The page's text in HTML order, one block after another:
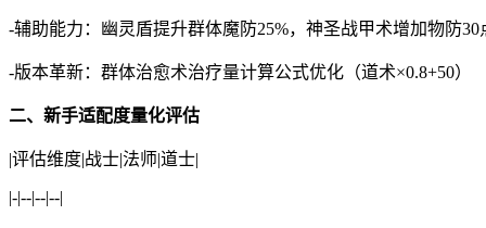
-辅助能力：幽灵盾提升群体魔防25%，神圣战甲术增加物防30
-版本革新：群体治愈术治疗量计算公式优化（道术×0.8+50）
二、新手适配度量化评估
|评估维度|战士|法师|道士|
|-|--|--|--|